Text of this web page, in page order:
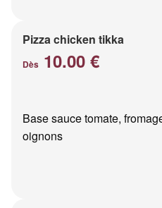
Pizza chicken tikka
Dès 10.00 €
Base sauce tomate,
oignons